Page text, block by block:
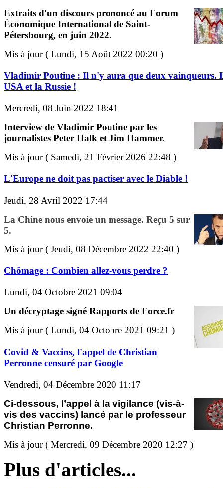
Extraits d'un discours prononcé au Forum
Économique International de Saint-
Pétersbourg, en juin 2022.
Mis à jour ( Lundi, 15 Août 2022 00:20 )
Vladimir Poutine : Il n'y aura que deux vainqueurs.
USA et la Russie !
Mercredi, 08 Juin 2022 18:41
Interview de Vladimir Poutine par les
journalistes Peter Halk et Jim Hammer.
Mis à jour ( Samedi, 21 Février 2026 22:48 )
L'Europe ne doit pas pactiser avec le Diable !
Jeudi, 28 Avril 2022 17:44
La Chine nous envoie un message. Reçu 5 sur
5.
Mis à jour ( Jeudi, 08 Décembre 2022 22:40 )
Chômage : Combien allez-vous perdre ?
Lundi, 04 Octobre 2021 09:04
Un décryptage signé Rapports de Force.fr
Mis à jour ( Lundi, 04 Octobre 2021 09:21 )
Covid & Vaccins, l'appel de Christian
Perronne censuré par Google
Vendredi, 04 Décembre 2020 11:17
Ci-dessous, l’appel à la vigilance (vis-à-
vis des vaccins) lancé par le professeur
Christian Perronne.
Mis à jour ( Mercredi, 09 Décembre 2020 12:27 )
Plus d'articles...